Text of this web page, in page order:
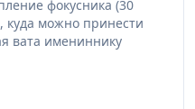
фокусника (30
куда можно принести
вата имениннику